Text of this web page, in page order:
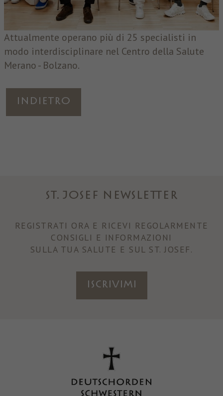
Attualmente operano più di 25 specialisti in
modo interdisciplinare nel Centro della Salute
Merano - Bolzano.
Indietro
ST. JOSEF NEWSLETTER
REGISTRATI ORA E RICEVI REGOLARMENTE
CONSIGLI E INFORMAZIONI
SULLA TUA SALUTE E SUL ST. JOSEF.
ISCRIVIMI